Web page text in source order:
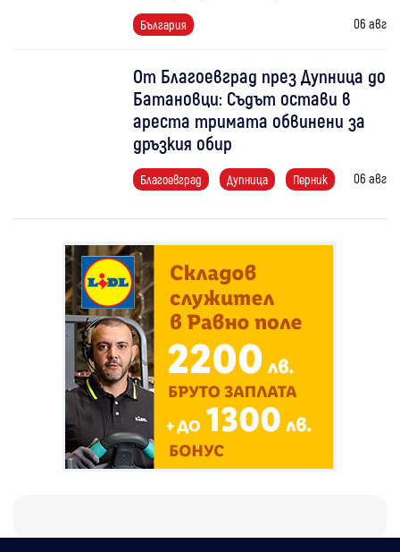
България 06 авг
От Благоевград през Дупница до
Батановци: Съдът остави в
ареста тримата обвинени за
дръзкия обир
Благоевград Дупница Перник 06 авг